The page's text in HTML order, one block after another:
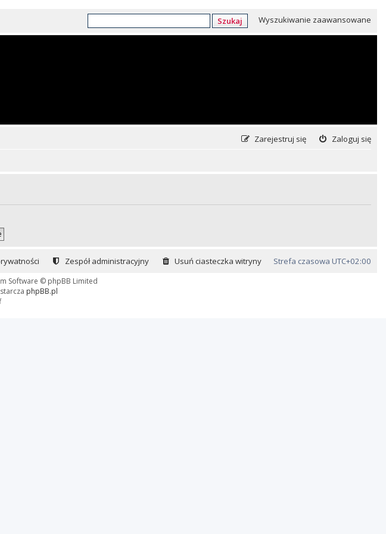
Szukaj Wyszukiwanie zaawansowane
Zaloguj się
Zarejestruj się
Strefa czasowa UTC+02:00
Usuń ciasteczka witryny
Zespół administracyjny
Software © phpBB Limited
phpBB.pl